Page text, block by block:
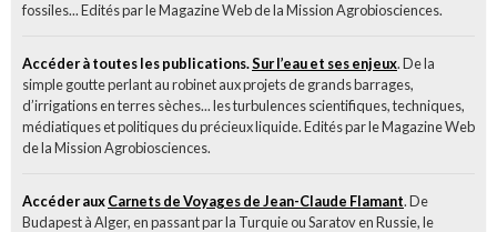
fossiles... Edités par le Magazine Web de la Mission Agrobiosciences.
Accéder à toutes les publications.Sur l’eau et ses enjeux. De la
simple goutte perlant au robinet aux projets de grands barrages,
d’irrigations en terres sèches... les turbulences scientifiques, techniques,
médiatiques et politiques du précieux liquide. Edités par le Magazine Web
de la Mission Agrobiosciences.
Accéder auxCarnets de Voyages de Jean-Claude Flamant. De
Budapest à Alger, en passant par la Turquie ou Saratov en Russie, le